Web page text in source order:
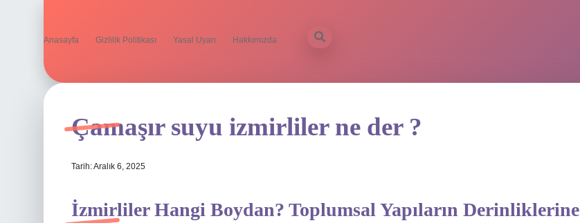
Anasayfa Gizlilik Politikası Yasal Uyarı Hakkımızda
Çamaşır suyu izmirliler ne der ?
Tarih: Aralık 6, 2025
İzmirliler Hangi Boydan? Toplumsal Yapıların Derinliklerine